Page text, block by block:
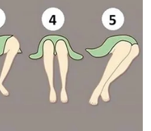
ใหญ่ที่เห็นจะเป็นสแปม
ไม่ได้กดเข้าไปอ่าน